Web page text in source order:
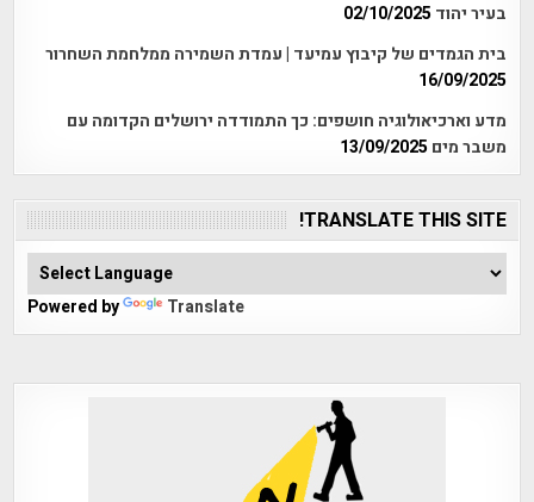
בעיר יהוד 02/10/2025
בית הגמדים של קיבוץ עמיעד | עמדת השמירה ממלחמת השחרור
16/09/2025
מדע וארכיאולוגיה חושפים: כך התמודדה ירושלים הקדומה עם
משבר מים 13/09/2025
TRANSLATE THIS SITE!
Powered by Translate